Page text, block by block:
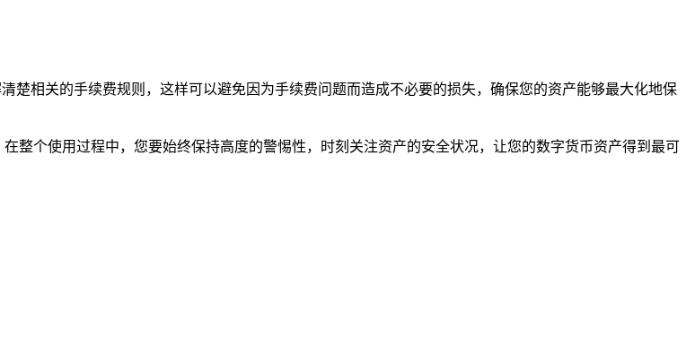
楚相关的手续费规则，这样可以避免因为手续费问题而造成不必要的损失，确保您的资产能够最大化地保
整个使用过程中，您要始终保持高度的警惕性，时刻关注资产的安全状况，让您的数字货币资产得到最可